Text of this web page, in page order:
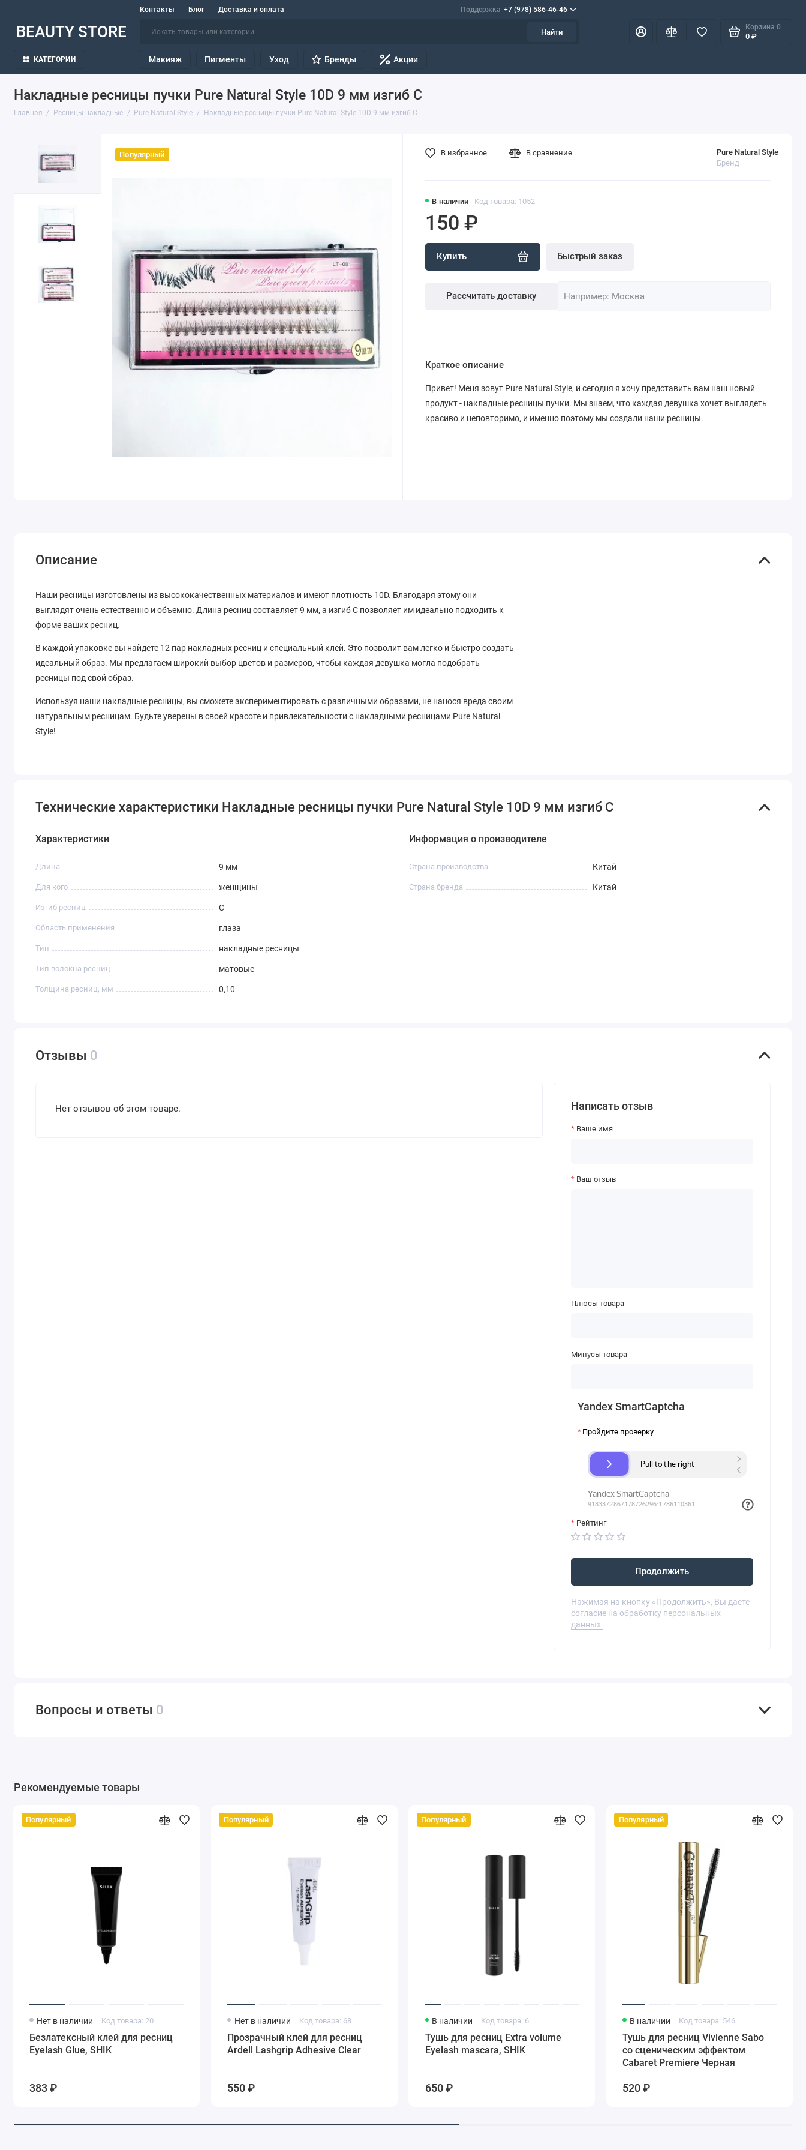
Контакты Блог Доставка и оплата Поддержка +7 (978) 586-46-46
BEAUTY STORE Найти
Корзина 0
0 ₽
КАТЕГОРИИ Макияж Пигменты Уход Бренды Акции
Накладные ресницы пучки Pure Natural Style 10D 9 мм изгиб С
Главная Ресницы накладные Pure Natural Style Накладные ресницы пучки Pure Natural Style 10D 9 мм изгиб С
Популярный
В наличии Код товара: 1052
Pure Natural Style
Бренд
150 ₽
Купить Быстрый заказ
Рассчитать доставку
В избранное В сравнение
Краткое описание
Привет! Меня зовут Pure Natural Style, и сегодня я хочу представить вам наш новый
продукт - накладные ресницы пучки. Мы знаем, что каждая девушка хочет выглядеть
красиво и неповторимо, и именно поэтому мы создали наши ресницы.
Описание
Наши ресницы изготовлены из высококачественных материалов и имеют плотность 10D. Благодаря этому они
выглядят очень естественно и объемно. Длина ресниц составляет 9 мм, а изгиб C позволяет им идеально подходить к
форме ваших ресниц.
В каждой упаковке вы найдете 12 пар накладных ресниц и специальный клей. Это позволит вам легко и быстро создать
идеальный образ. Мы предлагаем широкий выбор цветов и размеров, чтобы каждая девушка могла подобрать
ресницы под свой образ.
Используя наши накладные ресницы, вы сможете экспериментировать с различными образами, не нанося вреда своим
натуральным ресницам. Будьте уверены в своей красоте и привлекательности с накладными ресницами Pure Natural
Style!
Технические характеристики Накладные ресницы пучки Pure Natural Style 10D 9 мм изгиб С
Характеристики
Длина 9 мм
Для кого женщины
Изгиб ресниц С
Область применения глаза
Тип накладные ресницы
Тип волокна ресниц матовые
Толщина ресниц, мм 0,10
Информация о производителе
Страна производства Китай
Страна бренда Китай
Отзывы 0
Нет отзывов об этом товаре. Написать отзыв
Ваше имя
Ваш отзыв
Плюсы товара
Минусы товара
Yandex SmartCaptcha
Пройдите проверку
Рейтинг
Продолжить
Нажимая на кнопку «Продолжить», Вы даете
согласие на обработку персональных
данных.
Вопросы и ответы 0
Рекомендуемые товары
Популярный
Нет в наличии Код товара: 20
Безлатексный клей для ресниц
Eyelash Glue, SHIK
383 ₽
Популярный
Нет в наличии Код товара: 68
Прозрачный клей для ресниц
Ardell Lashgrip Adhesive Clear
550 ₽
Популярный
В наличии Код товара: 6
Тушь для ресниц Extra volume
Eyelash mascara, SHIK
650 ₽
Популярный
В наличии Код товара: 546
Тушь для ресниц Vivienne Sabo
со сценическим эффектом
Cabaret Premiere Черная
520 ₽